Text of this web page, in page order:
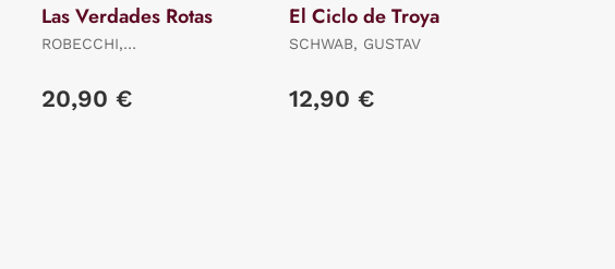
Las Verdades Rotas
ROBECCHI,
20,90 €
El Ciclo de Troya
SCHWAB, GUSTAV
12,90 €